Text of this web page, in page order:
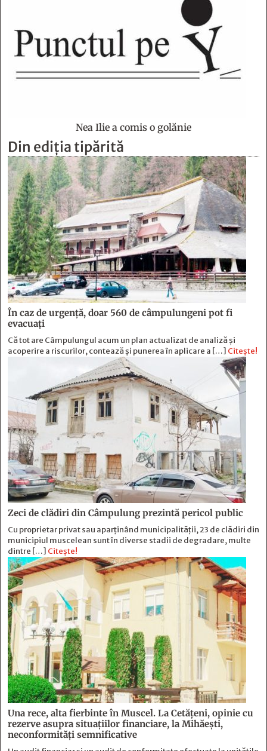
Nea Ilie a comis o golănie
Din ediția tipărită
În caz de urgență, doar 560 de câmpulungeni pot fi
evacuați
Că tot are Câmpulungul acum un plan actualizat de analiză și
acoperire a riscurilor, contează și punerea în aplicare a […] Citește!
Zeci de clădiri din Câmpulung prezintă pericol public
Cu proprietar privat sau aparținând municipalității, 23 de clădiri din
municipiul muscelean sunt în diverse stadii de degradare, multe
dintre […] Citește!
Una rece, alta fierbinte în Muscel. La Cetăţeni, opinie cu
rezerve asupra situaţiilor financiare, la Mihăeşti,
neconformităţi semnificative